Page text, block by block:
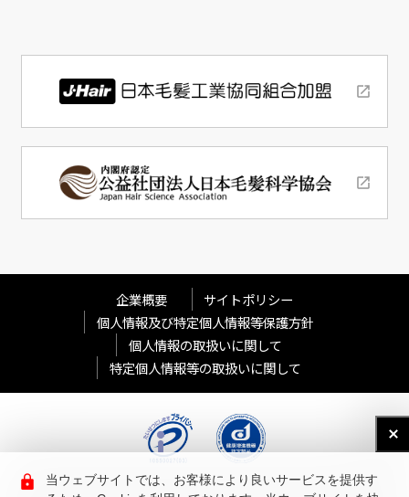
企業概要
サイトポリシー
個人情報及び特定個人情報等保護方針
個人情報の取扱いに関して
特定個人情報等の取扱いに関して
当ウェブサイトでは、お客様により良いサービスを提供す